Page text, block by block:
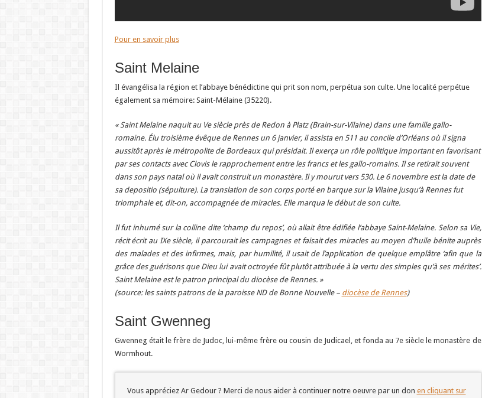
Pour en savoir plus
Saint Melaine
Il évangélisa la région et l’abbaye bénédictine qui prit son nom, perpétua son culte. Une localité perpétue
également sa mémoire: Saint-Mélaine (35220).
« Saint Melaine naquit au Ve siècle près de Redon à Platz (Brain-sur-Vilaine) dans une famille gallo-
romaine. Élu troisième évêque de Rennes un 6 janvier, il assista en 511 au concile d’Orléans où il signa
aussitôt après le métropolite de Bordeaux qui présidait. Il exerça un rôle politique important en favorisant
par ses contacts avec Clovis le rapprochement entre les francs et les gallo-romains. Il se retirait souvent
dans son pays natal où il avait construit un monastère. Il y mourut vers 530. Le 6 novembre est la date de
sa depositio (sépulture). La translation de son corps porté en barque sur la Vilaine jusqu’à Rennes fut
triomphale et, dit-on, accompagnée de miracles. Elle marqua le début de son culte.
Il fut inhumé sur la colline dite ‘champ du repos’, où allait être édifiée l’abbaye Saint-Melaine. Selon sa Vie,
récit écrit au IXe siècle, il parcourait les campagnes et faisait des miracles au moyen d’huile bénite auprès
des malades et des infirmes, mais, par humilité, il usait de l’application de quelque emplâtre ‘afin que la
grâce des guérisons que Dieu lui avait octroyée fût plutôt attribuée à la vertu des simples qu’à ses mérites’.
Saint Melaine est le patron principal du diocèse de Rennes. »
(source: les saints patrons de la paroisse ND de Bonne Nouvelle – diocèse de Rennes)
Saint Gwenneg
Gwenneg était le frère de Judoc, lui-même frère ou cousin de Judicael, et fonda au 7e siècle le monastère de
Wormhout.
Vous appréciez Ar Gedour ? Merci de nous aider à continuer notre oeuvre par un don en cliquant sur